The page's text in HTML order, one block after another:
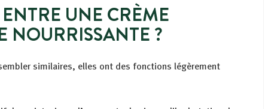
UNE CRÈME
NOURRISSANTE ?
similaires, elles ont des fonctions légèrement